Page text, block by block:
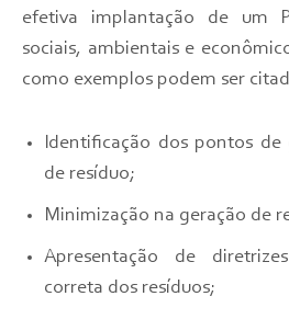
efetiva implantação de um
sociais, ambientais e
como exemplos podem ser
Identificação dos pontos
de resíduo;
Minimização na geração de
Apresentação de
correta dos resíduos;